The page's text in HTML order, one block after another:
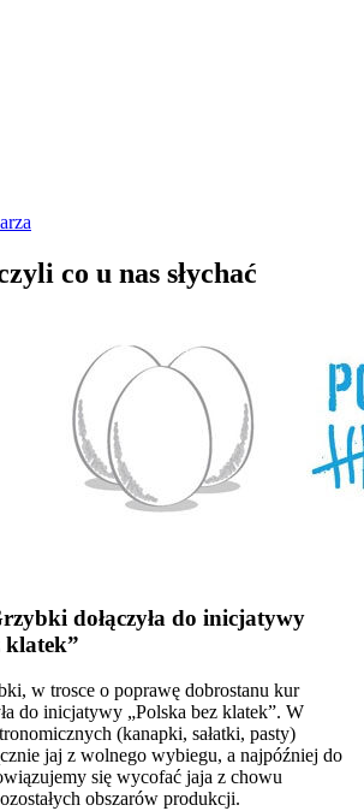
co u nas słychać
dołączyła do inicjatywy
klatek”
w trosce o poprawę dobrostanu kur
do inicjatywy „Polska bez klatek”. W
(kanapki, sałatki, pasty)
jaj z wolnego wybiegu, a najpóźniej do
się wycofać jaja z chowu
obszarów produkcji.